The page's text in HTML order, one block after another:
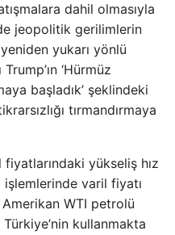
dahil olmasıyla
jeopolitik gerilimlerin
yukarı yönlü
‘Hürmüz
başladık’ şeklindeki
tırmandırmaya
fiyatlarındaki yükseliş hız
varil fiyatı
Amerikan WTI petrolü
kullanmakta